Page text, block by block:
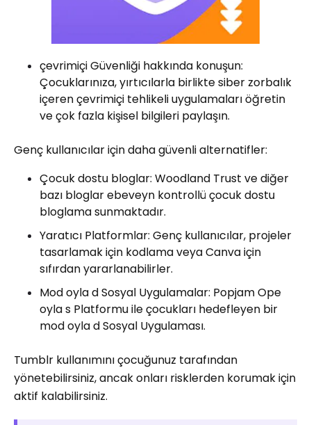
çevrimiçi Güvenliği hakkında konuşun:
Çocuklarınıza, yırtıcılarla birlikte siber zorbalık
içeren çevrimiçi tehlikeli uygulamaları öğretin
ve çok fazla kişisel bilgileri paylaşın.
Genç kullanıcılar için daha güvenli alternatifler:
Çocuk dostu bloglar: Woodland Trust ve diğer
bazı bloglar ebeveyn kontrollü çocuk dostu
bloglama sunmaktadır.
Yaratıcı Platformlar: Genç kullanıcılar, projeler
tasarlamak için kodlama veya Canva için
sıfırdan yararlanabilirler.
Mod oyla d Sosyal Uygulamalar: Popjam Ope
oyla s Platformu ile çocukları hedefleyen bir
mod oyla d Sosyal Uygulaması.
Tumblr kullanımını çocuğunuz tarafından
yönetebilirsiniz, ancak onları risklerden korumak için
aktif kalabilirsiniz.